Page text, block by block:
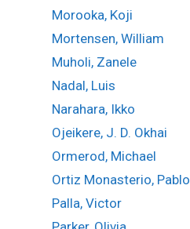
Morooka, Koji
Mortensen, William
Muholi, Zanele
Nadal, Luis
Narahara, Ikko
Ojeikere, J. D. Okhai
Ormerod, Michael
Ortiz Monasterio, Pablo
Palla, Victor